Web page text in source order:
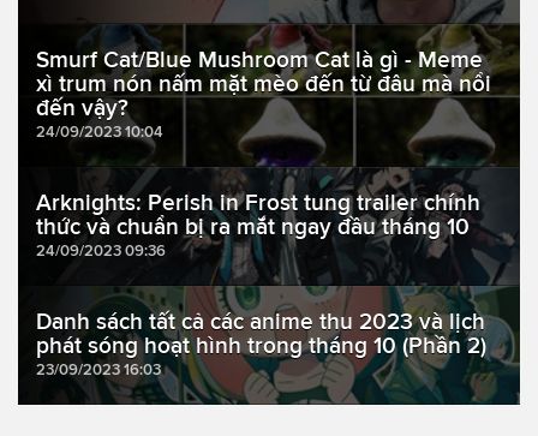
Smurf Cat/Blue Mushroom Cat là gì - Meme
xì trum nón nấm mặt mèo đến từ đâu mà nổi
đến vậy?
24/09/2023 10:04
Arknights: Perish in Frost tung trailer chính
thức và chuẩn bị ra mắt ngay đầu tháng 10
24/09/2023 09:36
Danh sách tất cả các anime thu 2023 và lịch
phát sóng hoạt hình trong tháng 10 (Phần 2)
23/09/2023 16:03